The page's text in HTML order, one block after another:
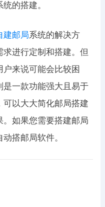
的搭建。
建邮局系统的解决方
进行定制和搭建。但
来说可能会比较困
一款功能强大且易于
以大大简化邮局搭建
如果您需要搭建邮局
搭邮局软件。